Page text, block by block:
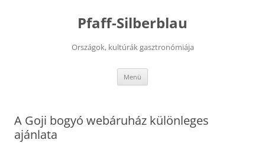
Pfaff-Silberblau
Országok, kultúrák gasztronómiája
Menü
A Goji bogyó webáruház különleges
ajánlata